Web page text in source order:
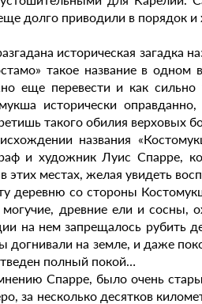
долго приводили в порядок и
историческая загадка
такое название в одном
еще перевести и как
исторически
такого обилия верховых
названия
и художник Луис Спарре,
этих местах, желая увидеть
деревню со стороны
древние ели и сосны,
на нем запрещалось рубить
догнивали на земле, и даже
полный покой…
Спарре, было очень
за несколько десятков